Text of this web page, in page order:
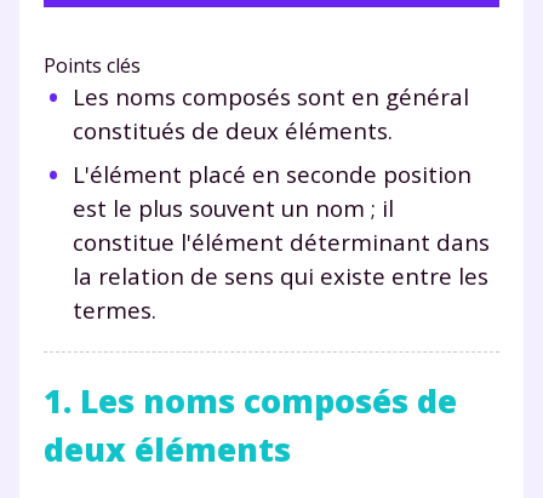
Points clés
Les noms composés sont en général
constitués de deux éléments.
L'élément placé en seconde position
est le plus souvent un nom ; il
constitue l'élément déterminant dans
la relation de sens qui existe entre les
termes.
1. Les noms composés de
deux éléments